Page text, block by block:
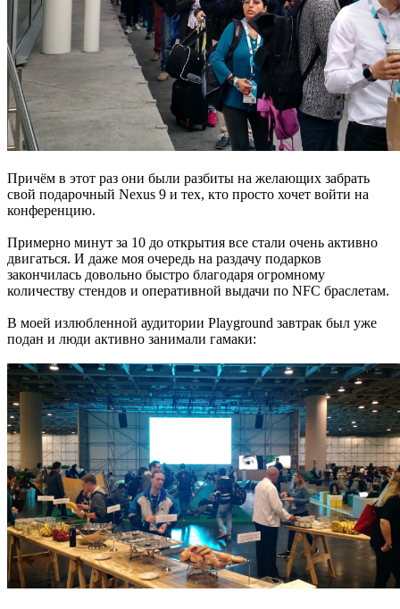
Причём в этот раз они были разбиты на желающих забрать
свой подарочный Nexus 9 и тех, кто просто хочет войти на
конференцию.
Примерно минут за 10 до открытия все стали очень активно
двигаться. И даже моя очередь на раздачу подарков
закончилась довольно быстро благодаря огромному
количеству стендов и оперативной выдачи по NFC браслетам.
В моей излюбленной аудитории Playground завтрак был уже
подан и люди активно занимали гамаки: